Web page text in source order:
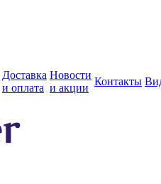
Доставка
и оплата
Новости
и акции
Контакты